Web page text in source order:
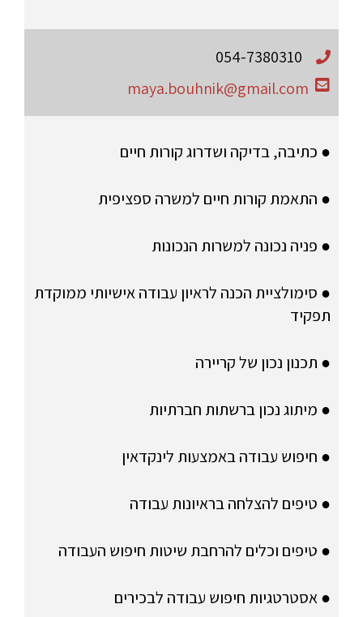
054-7380310
maya.bouhnik@gmail.com
● כתיבה, בדיקה ושדרוג קורות חיים
● התאמת קורות חיים למשרה ספציפית
● פניה נכונה למשרות הנכונות
● סימולציית הכנה לראיון עבודה אישיותי ממוקדת
תפקיד
● תכנון נכון של קריירה
● מיתוג נכון ברשתות חברתיות
● חיפוש עבודה באמצעות לינקדאין
● טיפים להצלחה בראיונות עבודה
● טיפים וכלים להרחבת שיטות חיפוש העבודה
● אסטרטגיות חיפוש עבודה לבכירים